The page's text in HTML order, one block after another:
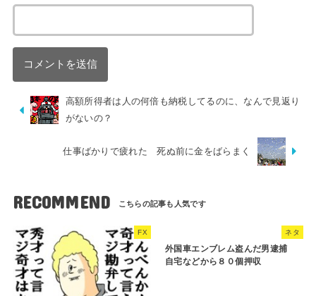
高額所得者は人の何倍も納税してるのに、なんで見返り
がないの？
仕事ばかりで疲れた 死ぬ前に金をばらまく
RECOMMEND
FX ネタ
外国車エンブレム盗んだ男逮捕
自宅などから８０個押収